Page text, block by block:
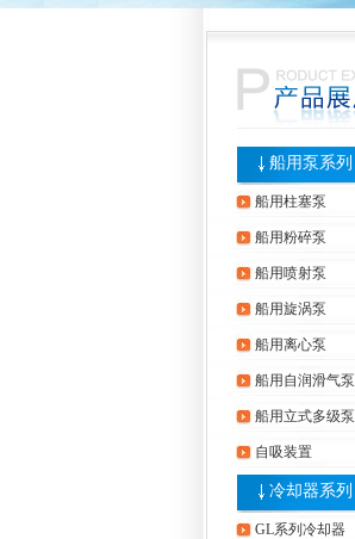
船用泵系列
船用柱塞泵
船用粉碎泵
船用喷射泵
船用旋涡泵
船用离心泵
船用自润滑气泵
船用立式多级泵
自吸装置
冷却器系列
GL系列冷却器